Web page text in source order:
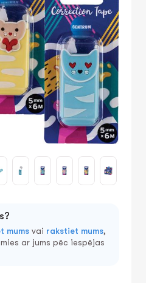
mums vai rakstiet mums,
ar jums pēc iespējas